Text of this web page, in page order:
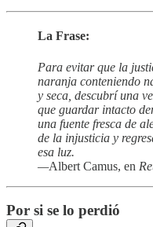
La Frase:
Para evitar que la
naranja conteniendo
y seca, descubrí una
que guardar intacto
una fuente fresca de
de la injusticia y
esa luz.
—Albert Camus, en
Por si se lo perdió